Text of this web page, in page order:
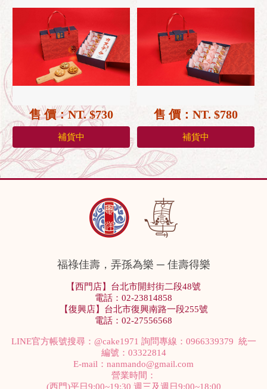
售 價：NT. $730
補貨中
售 價：NT. $780
補貨中
福祿佳壽，弄孫為樂 ─ 佳壽得樂
【西門店】台北市開封街二段48號
電話：02-23814858
【復興店】台北市復興南路一段255號
電話：02-27556568
LINE官方帳號搜尋： @cake1971 詢問專線：0966339379 統一
編號：03322814
E-mail： nanmando@gmail.com
營業時間：
(西門)平日9:00~19:30 週三及週日9:00~18:00